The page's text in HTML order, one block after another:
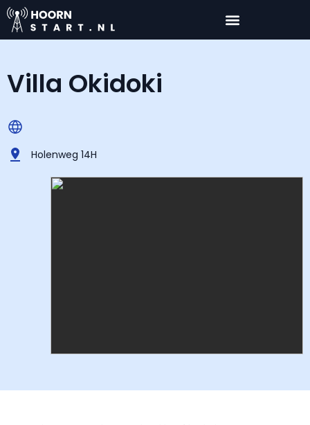
Villa Okidoki
Holenweg 14H